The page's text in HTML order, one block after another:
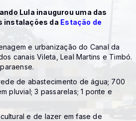
Lula inaugurou uma das
instalações da Estação de
e urbanização do Canal da
canais Vileta, Leal Martins e Timbó.
de abastecimento de água; 700
pluvial; 3 passarelas; 1 ponte e
e de lazer em fase de